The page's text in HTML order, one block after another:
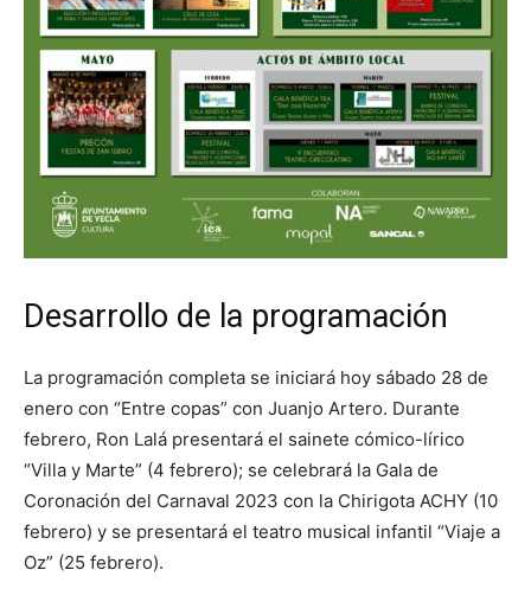
Desarrollo de la programación
La programación completa se iniciará hoy sábado 28 de
enero con “Entre copas” con Juanjo Artero. Durante
febrero, Ron Lalá presentará el sainete cómico-lírico
“Villa y Marte” (4 febrero); se celebrará la Gala de
Coronación del Carnaval 2023 con la Chirigota ACHY (10
febrero) y se presentará el teatro musical infantil “Viaje a
Oz” (25 febrero).